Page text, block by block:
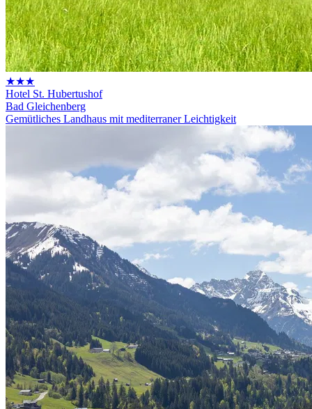
★★★
Hotel St. Hubertushof
Bad Gleichenberg
Gemütliches Landhaus mit mediterraner Leichtigkeit